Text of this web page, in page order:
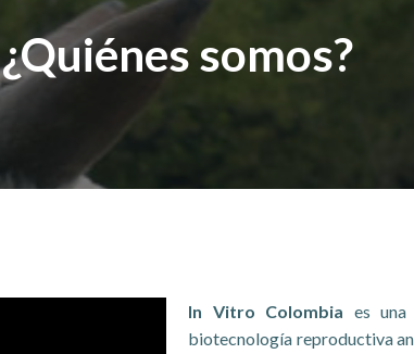
¿Quiénes somos?
In Vitro Colombia es
biotecnología reproductiva